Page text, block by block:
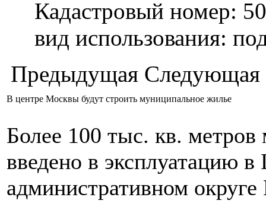
Кадастровый номер:
вид использования:
Предыдущая Следующая
В центре Москвы будут строить муниципальное жилье
Более 100 тыс. кв.
введено в эксплуатацию
административном